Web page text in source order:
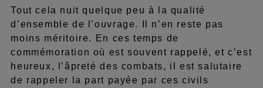
Tout cela nuit quelque peu à la qualité
d’ensemble de l’ouvrage. Il n’en reste pas
moins méritoire. En ces temps de
commémoration où est souvent rappelé, et c’est
heureux, l’âpreté des combats, il est salutaire
de rappeler la part payée par ces civils